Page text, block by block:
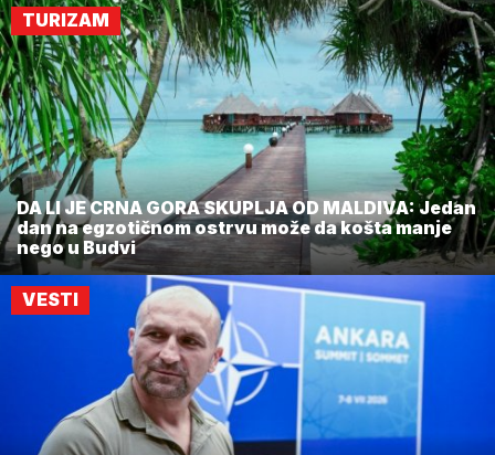
TURIZAM
DA LI JE CRNA GORA SKUPLJA OD MALDIVA: Jedan
dan na egzotičnom ostrvu može da košta manje
nego u Budvi
VESTI